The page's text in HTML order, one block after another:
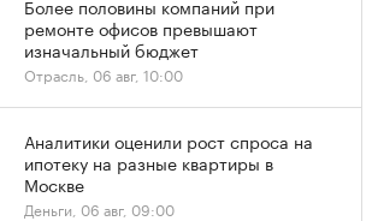
Более половины компаний при
ремонте офисов превышают
изначальный бюджет
Отрасль, 06 авг, 10:00
Аналитики оценили рост спроса на
ипотеку на разные квартиры в
Москве
Деньги, 06 авг, 09:00